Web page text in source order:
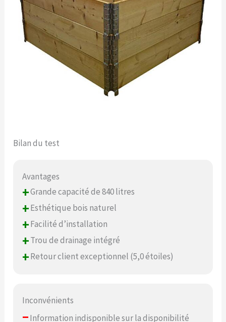
Bilan du test
Avantages
+Grande capacité de 840 litres
+Esthétique bois naturel
+Facilité d’installation
+Trou de drainage intégré
+Retour client exceptionnel (5,0 étoiles)
Inconvénients
–Information indisponible sur la disponibilité